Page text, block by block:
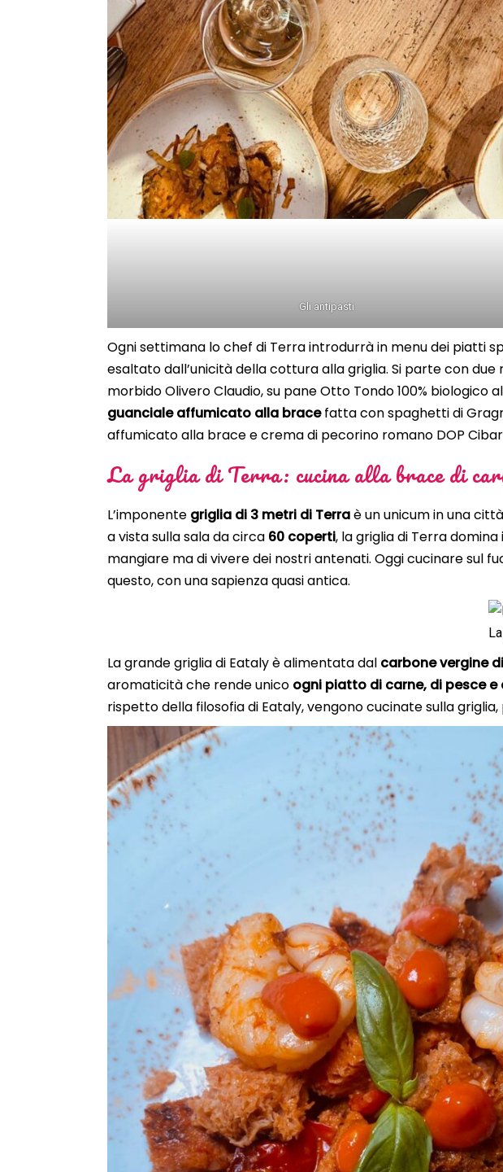
Gli antipasti
Ogni settimana lo chef di Terra introdurrà in menu dei piatti
esaltato dall’unicità della cottura alla griglia. Si parte con
morbido Olivero Claudio, su pane Otto Tondo 100%
guanciale affumicato alla bracefatta con spaghetti di
affumicato alla brace e crema di pecorino romano DOP
La griglia di Terra: cucina alla brace di
L’imponente griglia di 3 metri di Terraè un unicum in una
a vista sulla sala da circa 60 coperti, la griglia di Terra
mangiare ma di vivere dei nostri antenati. Oggi cucinare sul
questo, con una sapienza quasi antica.
La grande griglia di Eataly è alimentata dal carbone vergine
aromaticità che rende unico ogni piatto di carne, di pesce e
rispetto della filosofia di Eataly, vengono cucinate sulla